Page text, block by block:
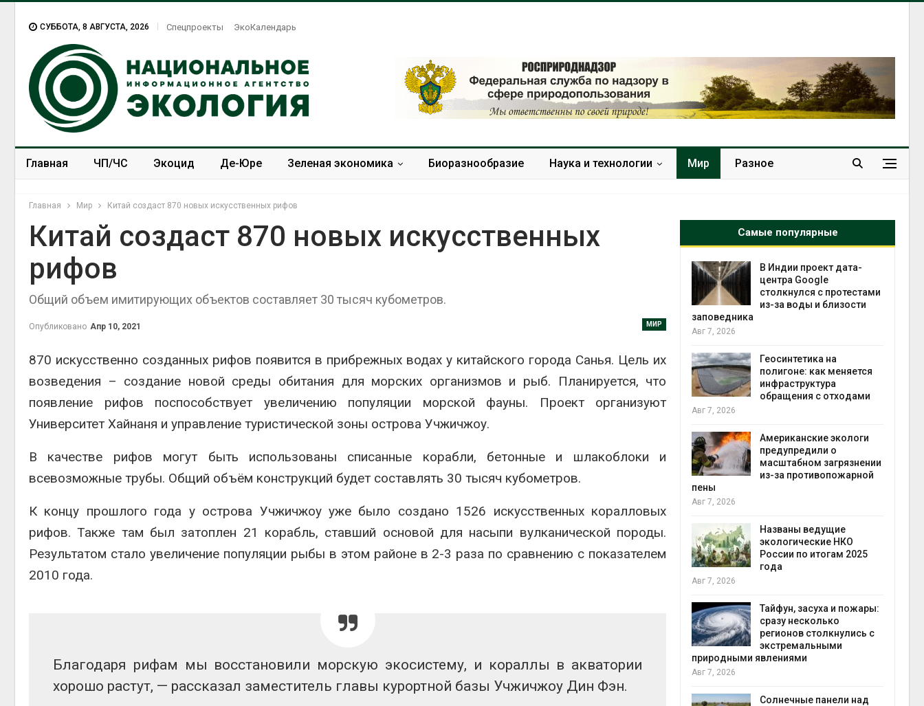
СУББОТА, 8 АВГУСТА, 2026 Спецпроекты ЭкоКалендарь
Главная ЧП/ЧС Экоцид Де-Юре Зеленая экономика Биоразнообразие Наука и технологии Мир Разное
Главная Мир Китай создаст 870 новых искусственных рифов
Китай создаст 870 новых искусственных
рифов
Общий объем имитирующих объектов составляет 30 тысяч кубометров.
МИР
Опубликовано Апр 10, 2021
870 искусственно созданных рифов появится в прибрежных водах у китайского города Санья. Цель их
возведения – создание новой среды обитания для морских организмов и рыб. Планируется, что
появление рифов поспособствует увеличению популяции морской фауны. Проект организуют
Университет Хайнаня и управление туристической зоны острова Учжичжоу.
В качестве рифов могут быть использованы списанные корабли, бетонные и шлакоблоки и
всевозможные трубы. Общий объём конструкций будет составлять 30 тысяч кубометров.
К концу прошлого года у острова Учжичжоу уже было создано 1526 искусственных коралловых
рифов. Также там был затоплен 21 корабль, ставший основой для насыпи вулканической породы.
Результатом стало увеличение популяции рыбы в этом районе в 2-3 раза по сравнению с показателем
2010 года.
Благодаря рифам мы восстановили морскую экосистему, и кораллы в акватории
хорошо растут, — рассказал заместитель главы курортной базы Учжичжоу Дин Фэн.
Самые популярные
переживать жару
Авг 7, 2026
строительство мусорных
контейнерных площадок
Авг 7, 2026
Панамский канал вновь
пресной воды
Авг 6, 2026
В китайской провинции
Шэньси из-за паводков
эвакуировали более 140
Авг 6, 2026
вторсырья
Учёные предложили
получать питьевую воду
из воздуха с помощью
водохранилища Волги и
превысить норму почти в
полтора раза
Авг 7, 2026
увеличить вложения в
защиту природы на фоне
роста ущерба от пожаров
Дом из старых шин
может обходиться без
кондиционера и почти
без отопления
Ozon запустит сбор
помощи для приютов
Нижнего Новгорода
В Индии проект дата-
центра Google
столкнулся с протестами
из-за воды и близости
заповедника
Авг 7, 2026
Геосинтетика на
полигоне: как меняется
инфраструктура
обращения с отходами
Авг 7, 2026
Американские экологи
предупредили о
масштабном загрязнении
из-за противопожарной
пены
Авг 7, 2026
Названы ведущие
экологические НКО
России по итогам 2025
года
Авг 7, 2026
Тайфун, засуха и пожары:
сразу несколько
регионов столкнулись с
экстремальными
природными явлениями
Авг 7, 2026
Солнечные панели над